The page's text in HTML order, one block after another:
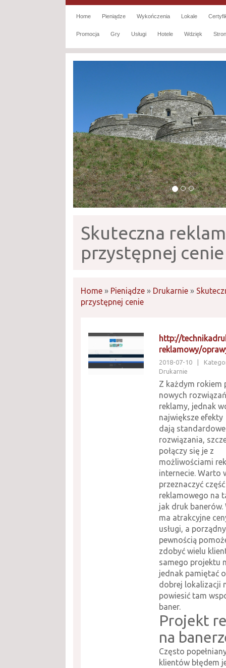
Home Pieniądze Wykończenia Lokale
Promocja Gry Usługi Hotele Wdzięk
Skuteczna
przystępnej cenie
Home » Pieniądze » Drukarnie »
przystępnej cenie
http://
reklamowy/
2018-07-10
Drukarnie
Z każdym rokiem
nowych
reklamy, jednak
największe efekty
dają standardowe
rozwiązania,
połączy się je z
możliwościami
internecie. Warto
przeznaczyć
reklamowego na
jak druk banerów.
ma atrakcyjne
usługi, a
pewnością
zdobyć wielu
samego projektu
jednak pamiętać
dobrej lokalizacji
powiesić tam
baner.
Projekt
na
Często
klientów błędem